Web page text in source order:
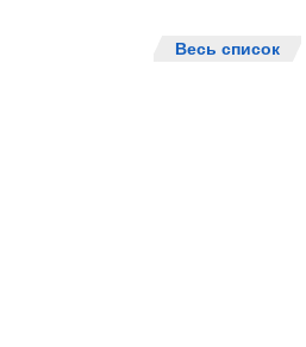
Весь список